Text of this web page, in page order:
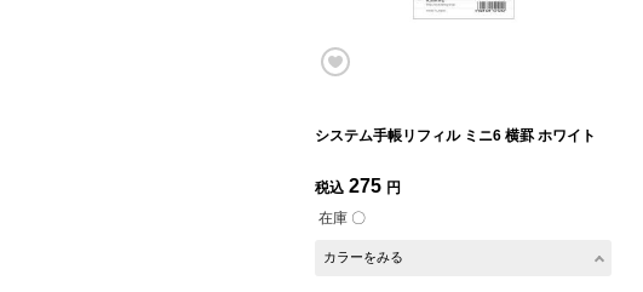
システム手帳リフィル ミニ6 横罫 ホワイト
税込 275 円
在庫 〇
カラーをみる